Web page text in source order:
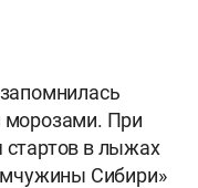
При
в лыжах
Сибири»